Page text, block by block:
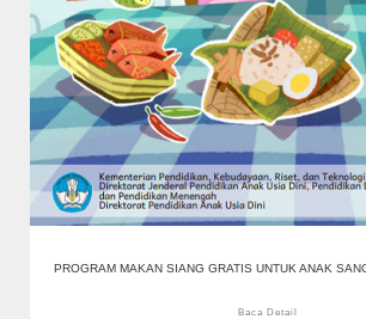
PROGRAM MAKAN SIANG GRATIS UNTUK ANAK
Baca Detail